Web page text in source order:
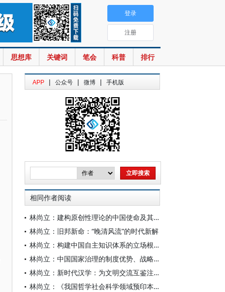
思想库 关键词 笔会 科普 排行
登录
注册
APP | 公众号 | 微博 | 手机版
相同作者阅读
林尚立：建构原创性理论的中国使命及其方法论基础
林尚立：旧邦新命：“晚清风流”的时代新解
林尚立：构建中国自主知识体系的立场根基使命
林尚立：中国国家治理的制度优势、战略格局与时空布局
林尚立：新时代汉学：为文明交流互鉴注入新活力
林尚立：《我国哲学社会科学领域预印本平台建设研究》序